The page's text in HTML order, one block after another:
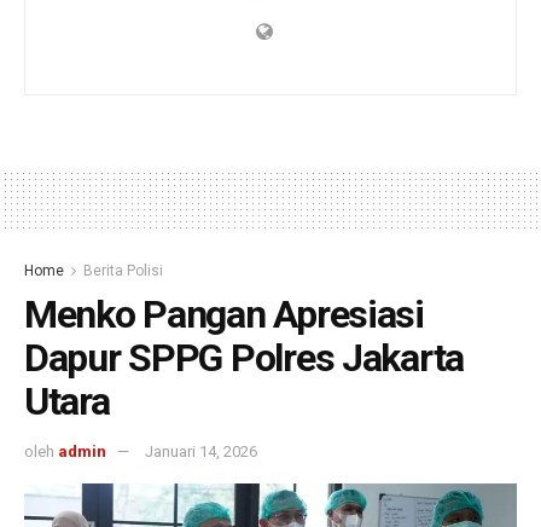
Home Berita Polisi
Menko Pangan Apresiasi
Dapur SPPG Polres Jakarta
Utara
oleh admin Januari 14, 2026